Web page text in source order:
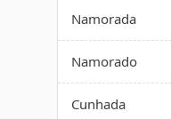
Namorada
Namorado
Cunhada